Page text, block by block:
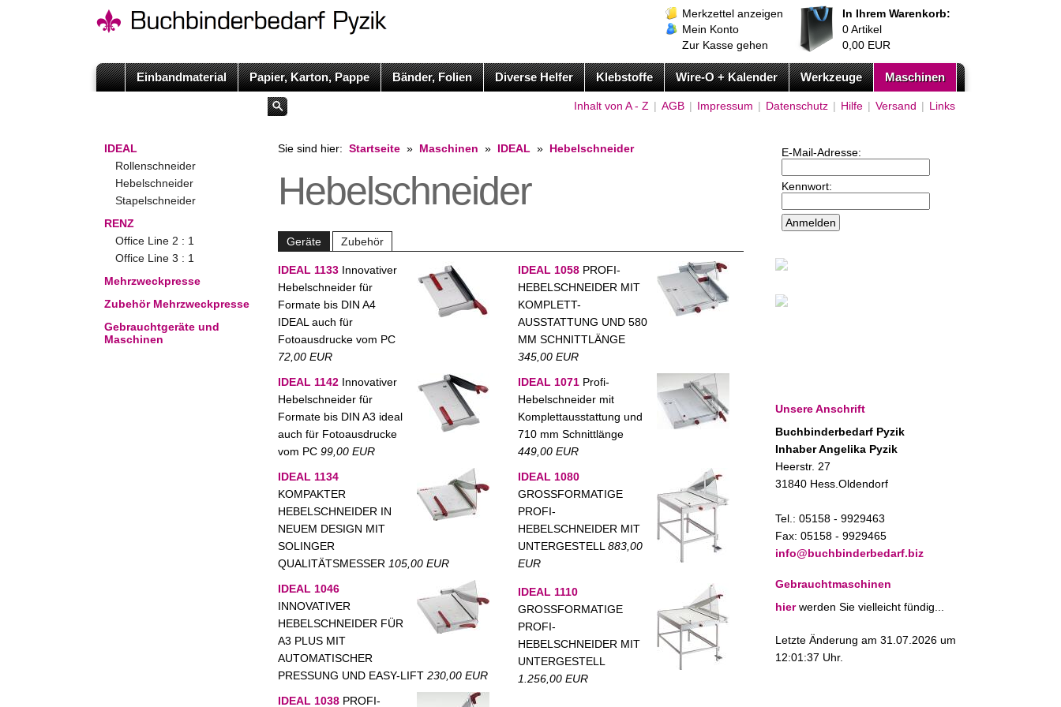
Merkzettel anzeigen
Mein Konto
Zur Kasse gehen
In Ihrem Warenkorb:
0Artikel
0,00 EUR
Einbandmaterial Papier, Karton, Pappe Bänder, Folien Diverse Helfer Klebstoffe Wire-O + Kalender Werkzeuge Maschinen
Inhalt von A - Z | AGB | Impressum | Datenschutz | Hilfe | Versand | Links
IDEAL
Rollenschneider
Hebelschneider
Stapelschneider
RENZ
Office Line 2 : 1
Office Line 3 : 1
Mehrzweckpresse
Zubehör Mehrzweckpresse
Gebrauchtgeräte und
Maschinen
Sie sind hier: Startseite » Maschinen » IDEAL » Hebelschneider
Hebelschneider
Geräte Zubehör
IDEAL 1133 Innovativer
Hebelschneider für
Formate bis DIN A4
IDEAL auch für
Fotoausdrucke vom PC
72,00 EUR
IDEAL 1142 Innovativer
Hebelschneider für
Formate bis DIN A3 ideal
auch für Fotoausdrucke
vom PC 99,00 EUR
IDEAL 1134
KOMPAKTER
HEBELSCHNEIDER IN
NEUEM DESIGN MIT
SOLINGER
QUALITÄTSMESSER 105,00 EUR
IDEAL 1046
INNOVATIVER
HEBELSCHNEIDER FÜR
A3 PLUS MIT
AUTOMATISCHER
PRESSUNG UND EASY-LIFT 230,00 EUR
IDEAL 1038 PROFI-
IDEAL 1058 PROFI-
HEBELSCHNEIDER MIT
KOMPLETT-
AUSSTATTUNG UND 580
MM SCHNITTLÄNGE
345,00 EUR
IDEAL 1071 Profi-
Hebelschneider mit
Komplettausstattung und
710 mm Schnittlänge
449,00 EUR
IDEAL 1080
GROSSFORMATIGE
PROFI-
HEBELSCHNEIDER MIT
UNTERGESTELL 883,00
EUR
IDEAL 1110
GROSSFORMATIGE
PROFI-
HEBELSCHNEIDER MIT
UNTERGESTELL
1.256,00 EUR
E-Mail-Adresse:
Kennwort:
Unsere Anschrift
Buchbinderbedarf Pyzik
Inhaber Angelika Pyzik
Heerstr. 27
31840 Hess.Oldendorf
Tel.: 05158 - 9929463
Fax: 05158 - 9929465
info@buchbinderbedarf.biz
Gebrauchtmaschinen
hierwerden Sie vielleicht fündig...
Letzte Änderung am 31.07.2026 um
12:01:37 Uhr.